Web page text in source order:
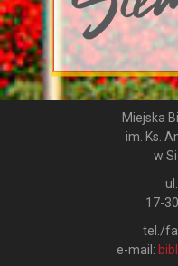
Miejska
im. Ks.
w
17-
tel./
e-mail: